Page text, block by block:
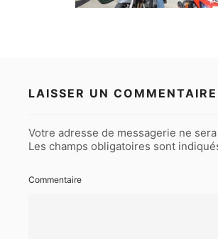
LAISSER UN COMMENTAIRE
Votre adresse de messagerie ne
Les champs obligatoires sont
Commentaire